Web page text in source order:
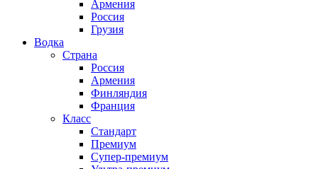
Армения
Россия
Грузия
Водка
Страна
Россия
Армения
Финляндия
Франция
Класс
Стандарт
Премиум
Супер-премиум